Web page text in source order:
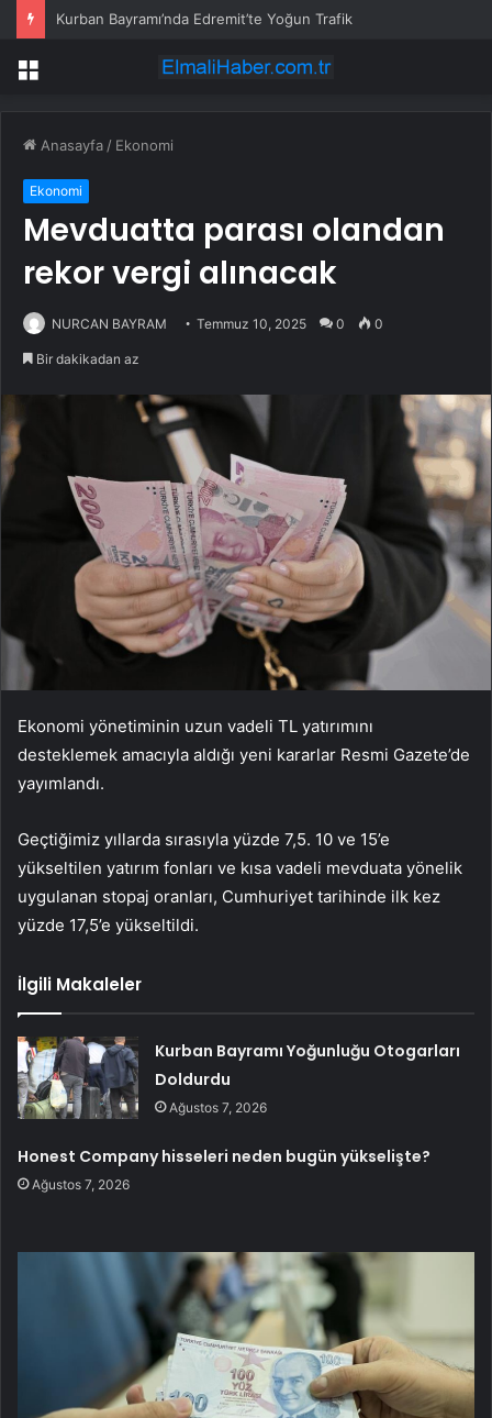
Kurban Bayramı’nda Edremit’te Yoğun Trafik
Menü
Anasayfa / Ekonomi
Ekonomi
Mevduatta parası olandan
rekor vergi alınacak
NURCAN BAYRAM Temmuz 10, 2025 0 0
Bir dakikadan az
Ekonomi yönetiminin uzun vadeli TL yatırımını
desteklemek amacıyla aldığı yeni kararlar Resmi Gazete’de
yayımlandı.
Geçtiğimiz yıllarda sırasıyla yüzde 7,5. 10 ve 15’e
yükseltilen yatırım fonları ve kısa vadeli mevduata yönelik
uygulanan stopaj oranları, Cumhuriyet tarihinde ilk kez
yüzde 17,5’e yükseltildi.
İlgili Makaleler
Kurban Bayramı Yoğunluğu Otogarları
Doldurdu
Ağustos 7, 2026
Honest Company hisseleri neden bugün yükselişte?
Ağustos 7, 2026